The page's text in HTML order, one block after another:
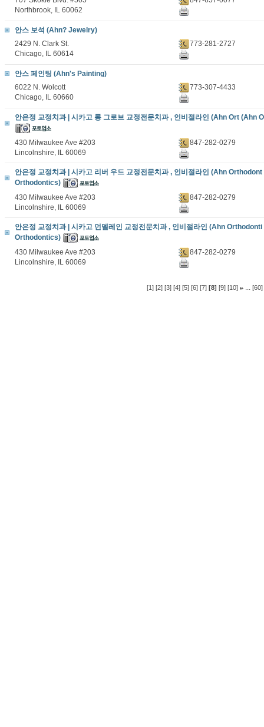
Northbrook, IL 60062
안스 보석 (Ahn? Jewelry)
2429 N. Clark St.
Chicago, IL 60614
773-281-2727
안스 페인팅 (Ahn's Painting)
6022 N. Wolcott
Chicago, IL 60660
773-307-4433
안은정 교정치과 | 시카고 롱 그로브 교정전문치과 , 인비절라인 (Ahn Ort (Ahn
430 Milwaukee Ave #203
Lincolnshire, IL 60069
847-282-0279
안은정 교정치과 | 시카고 리버 우드 교정전문치과 , 인비절라인 (Ahn
Orthodontics)
430 Milwaukee Ave #203
Lincolnshire, IL 60069
847-282-0279
안은정 교정치과 | 시카고 먼델레인 교정전문치과 , 인비절라인 (Ahn
Orthodontics)
430 Milwaukee Ave #203
Lincolnshire, IL 60069
847-282-0279
[1] [2] [3] [4] [5] [6] [7] [8] [9] [10] ... [60]